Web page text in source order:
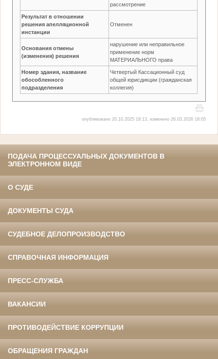
рассмотрение
Результат в отношении
решения апелляционной
инстанции
Отменен
Основания отмены
(изменения) решения
нарушение или неправильное
применение норм
МАТЕРИАЛЬНОГО права
Номер здания, название
обособленного
подразделения
Четвертый Кассационный суд
общей юрисдикции (гражданская
коллегия)
опубликовано 20.10.2025 18:13, изменено 26.03.2026 18:05
ПОДАЧА ПРОЦЕССУАЛЬНЫХ ДОКУМЕНТОВ В
ЭЛЕКТРОННОМ ВИДЕ
О СУДЕ
ДОКУМЕНТЫ СУДА
СУДЕБНОЕ ДЕЛОПРОИЗВОДСТВО
СПРАВОЧНАЯ ИНФОРМАЦИЯ
ПРЕСС-СЛУЖБА
ВАКАНСИИ
ПРОТИВОДЕЙСТВИЕ КОРРУПЦИИ
ОБРАЩЕНИЯ ГРАЖДАН